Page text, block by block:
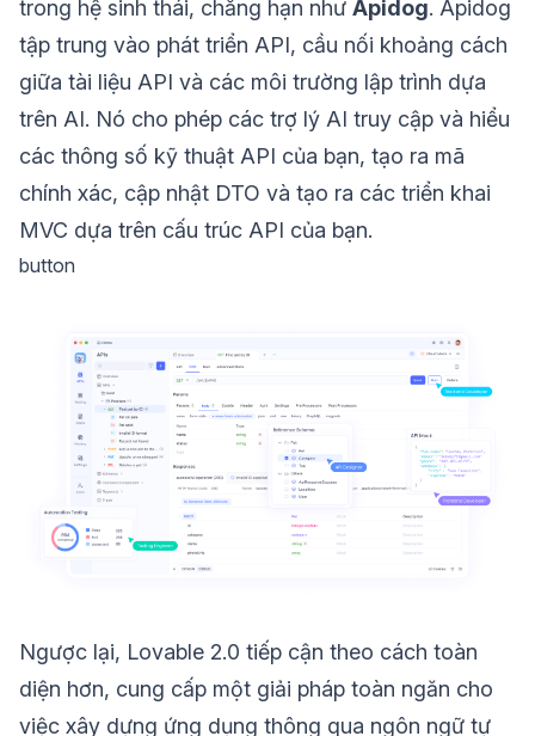
trong hệ sinh thái, chẳng hạn như Apidog. Apidog
tập trung vào phát triển API, cầu nối khoảng cách
giữa tài liệu API và các môi trường lập trình dựa
trên AI. Nó cho phép các trợ lý AI truy cập và hiểu
các thông số kỹ thuật API của bạn, tạo ra mã
chính xác, cập nhật DTO và tạo ra các triển khai
MVC dựa trên cấu trúc API của bạn.
button
Ngược lại, Lovable 2.0 tiếp cận theo cách toàn
diện hơn, cung cấp một giải pháp toàn ngăn cho
việc xây dựng ứng dụng thông qua ngôn ngữ tự